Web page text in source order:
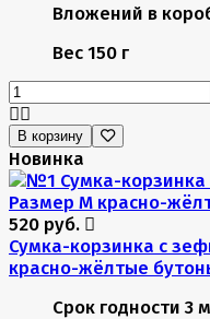
Вложений в
Вес 150 г
В корзину
Новинка
520 руб.
Сумка-корзинка с
красно-жёлтые
Срок годности 3